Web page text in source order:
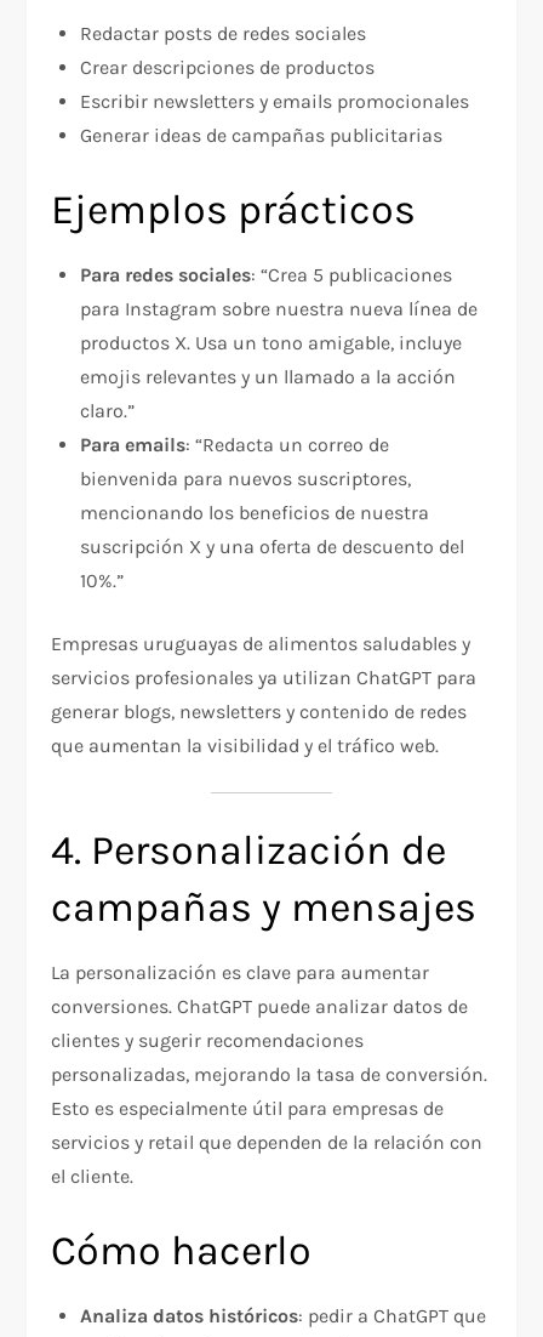
Redactar posts de redes sociales
Crear descripciones de productos
Escribir newsletters y emails promocionales
Generar ideas de campañas publicitarias
Ejemplos prácticos
Para redes sociales: “Crea 5 publicaciones
para Instagram sobre nuestra nueva línea de
productos X. Usa un tono amigable, incluye
emojis relevantes y un llamado a la acción
claro.”
Para emails: “Redacta un correo de
bienvenida para nuevos suscriptores,
mencionando los beneficios de nuestra
suscripción X y una oferta de descuento del
10%.”
Empresas uruguayas de alimentos saludables y
servicios profesionales ya utilizan ChatGPT para
generar blogs, newsletters y contenido de redes
que aumentan la visibilidad y el tráfico web.
4. Personalización de
campañas y mensajes
La personalización es clave para aumentar
conversiones. ChatGPT puede analizar datos de
clientes y sugerir recomendaciones
personalizadas, mejorando la tasa de conversión.
Esto es especialmente útil para empresas de
servicios y retail que dependen de la relación con
el cliente.
Cómo hacerlo
Analiza datos históricos: pedir a ChatGPT que